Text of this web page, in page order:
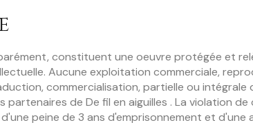
constituent une oeuvre protégée et
Aucune exploitation commerciale,
commercialisation, partielle ou intégrale
de De fil en aiguilles . La violation
peine de 3 ans d'emprisonnement et